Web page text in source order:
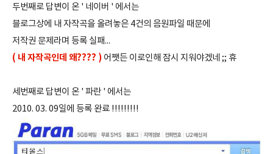
두번째로 답변이 온 ' 네이버 ' 에서는
블로그상에 내 자작곡을 올려놓은 4건의 음원파일 때문에
저작권 문제라며 등록 실패...
( 내 자작곡인데 왜???? ) 어쨋든 이로인해 잠시 지워야겠네 ;; 휴
세번째로 답변이 온 ' 파란 ' 에서는
2010. 03. 09일에 등록 완료 !!!!!!!!!